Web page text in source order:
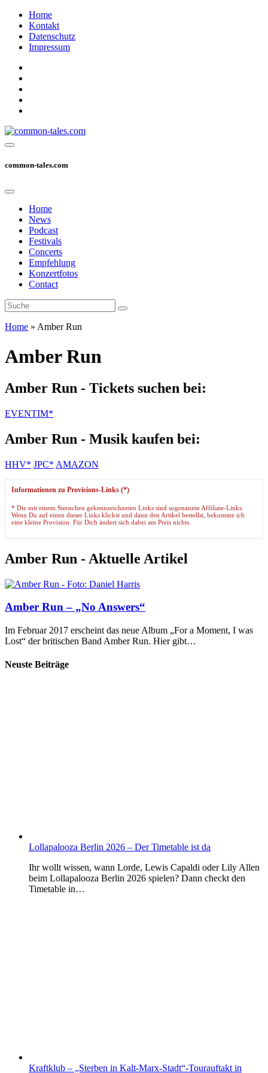
Home
Kontakt
Datenschutz
Impressum
common-tales.com
Home
News
Podcast
Festivals
Concerts
Empfehlung
Konzertfotos
Contact
Home » Amber Run
Amber Run
Amber Run - Tickets suchen bei:
EVENTIM*
Amber Run - Musik kaufen bei:
HHV* JPC* AMAZON
Informationen zu Provisions-Links (*)
* Die mit einem Sternchen gekennzeichneten Links sind sogenannte Affiliate-Links.
Wenn Du auf einen dieser Links klickst und dann den Artikel bestellst, bekomme ich
eine kleine Provision. Für Dich ändert sich dabei am Preis nichts.
Amber Run - Aktuelle Artikel
Amber Run – „No Answers“
Im Februar 2017 erscheint das neue Album „For a Moment, I was
Lost“ der britischen Band Amber Run. Hier gibt…
Neuste Beiträge
Lollapalooza Berlin 2026 – Der Timetable ist da
Ihr wollt wissen, wann Lorde, Lewis Capaldi oder Lily Allen
beim Lollapalooza Berlin 2026 spielen? Dann checkt den
Timetable in…
Kraftklub – „Sterben in Kalt-Marx-Stadt“-Tourauftakt in